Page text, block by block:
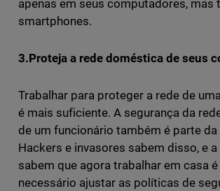
apenas em seus computadores, mas
smartphones.
3.Proteja a rede doméstica de seus
Trabalhar para proteger a rede de
é mais suficiente. A segurança da
de um funcionário também é parte da
Hackers e invasores sabem disso, e
sabem que agora trabalhar em casa
necessário ajustar as políticas de